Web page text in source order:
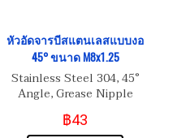
หัวอัดจารบีสแตนเลสแบบงอ
45° ขนาด M8x1.25
Stainless Steel 304, 45°
Angle, Grease Nipple
M8x1.25
฿43